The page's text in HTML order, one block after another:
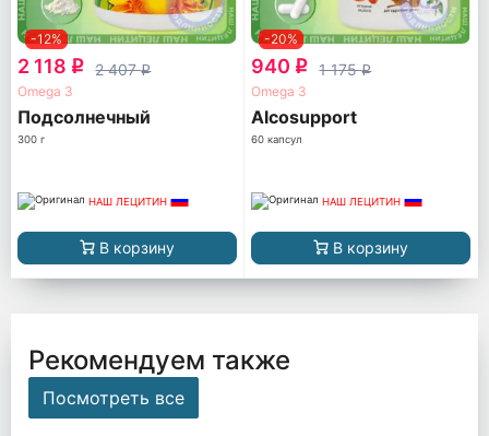
-12%
2 118 q 2 407q
Omega 3
Подсолнечный
300 г
НАШ ЛЕЦИТИН
В корзину
-20%
940 q 1 175q
Omega 3
Alcosupport
60 капсул
НАШ ЛЕЦИТИН
В корзину
Рекомендуем также
Посмотреть все